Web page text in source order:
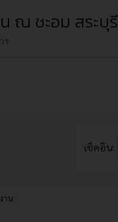
น ณ ชะอม สระบุรี
ร
เช็คอิน:
าน